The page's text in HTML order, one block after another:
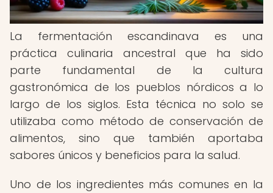
La fermentación escandinava es una
práctica culinaria ancestral que ha sido
parte fundamental de la cultura
gastronómica de los pueblos nórdicos a lo
largo de los siglos. Esta técnica no solo se
utilizaba como método de conservación de
alimentos, sino que también aportaba
sabores únicos y beneficios para la salud.
Uno de los ingredientes más comunes en la